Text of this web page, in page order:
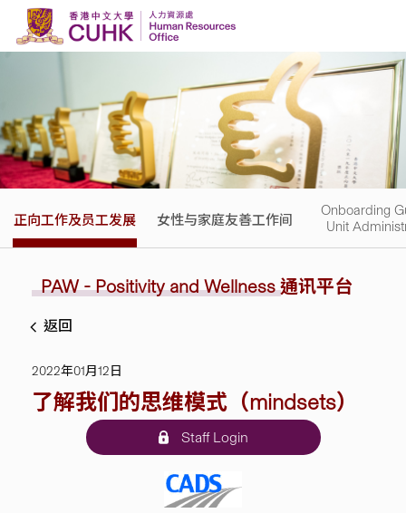
Skip to content
正向工作及员工发展 女性与家庭友善工作间
Onboarding
Unit
PAW - Positivity and Wellness通讯平台
返回
2022年01月12日
了解我们的思维模式（mindsets）
Staff Login